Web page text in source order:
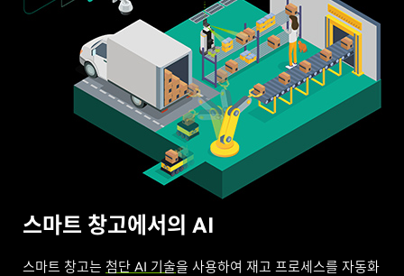
스마트 창고에서의 AI
스마트 창고는 첨단 AI 기술을 사용하여 재고 프로세스를 자동화